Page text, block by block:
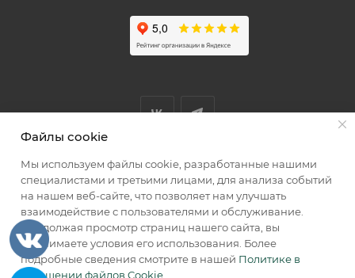
Мы принимаем к оплате
2026 © КИИК МАРКЕТ
Файлы cookie
Мы используем файлы cookie, разработанные нашими
специалистами и третьими лицами, для анализа событий
на нашем веб-сайте, что позволяет нам улучшать
взаимодействие с пользователями и обслуживание.
Продолжая просмотр страниц нашего сайта, вы
принимаете условия его использования. Более
подробные сведения смотрите в нашей Политике в
отношении файлов Cookie